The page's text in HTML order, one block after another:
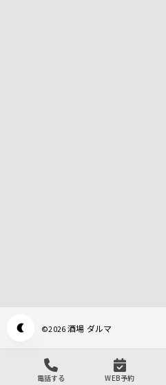
©2026酒場 ダルマ
電話する WEB予約
Appearance mode switch